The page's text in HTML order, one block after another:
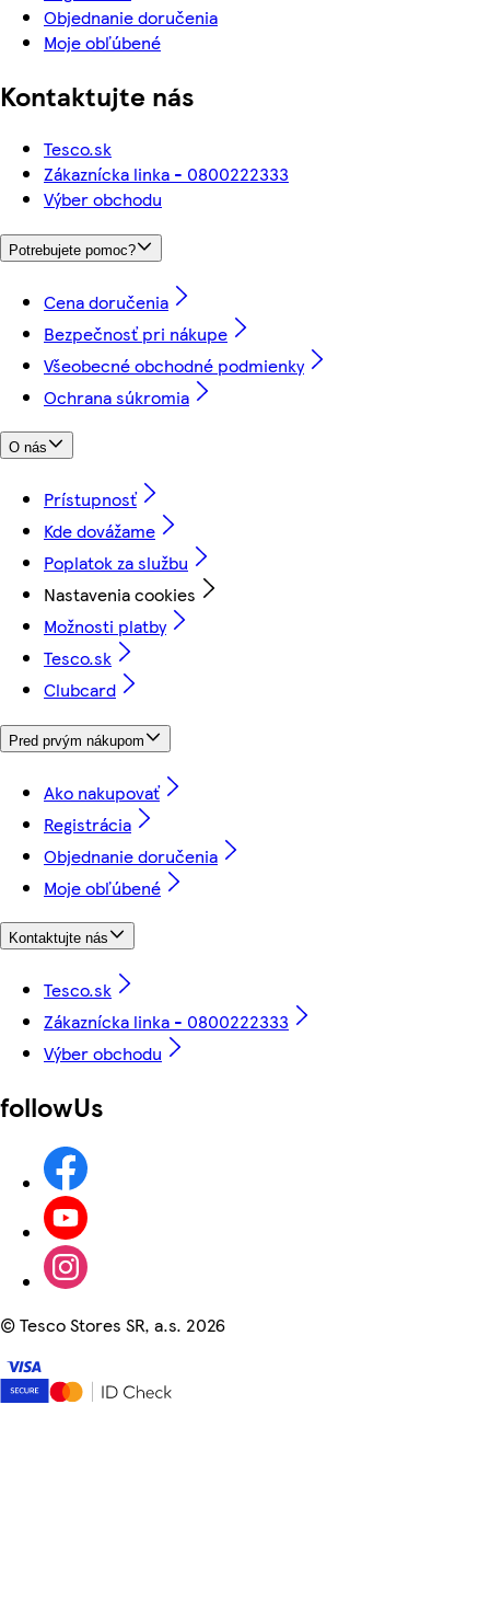
Objednanie doručenia
Moje obľúbené
Kontaktujte nás
Tesco.sk
Zákaznícka linka - 0800222333
Výber obchodu
Potrebujete pomoc?
Cena doručenia
Bezpečnosť pri nákupe
Všeobecné obchodné podmienky
Ochrana súkromia
O nás
Prístupnosť
Kde dovážame
Poplatok za službu
Nastavenia cookies
Možnosti platby
Tesco.sk
Clubcard
Pred prvým nákupom
Ako nakupovať
Registrácia
Objednanie doručenia
Moje obľúbené
Kontaktujte nás
Tesco.sk
Zákaznícka linka - 0800222333
Výber obchodu
followUs
©Tesco Stores SR, a.s. 2026